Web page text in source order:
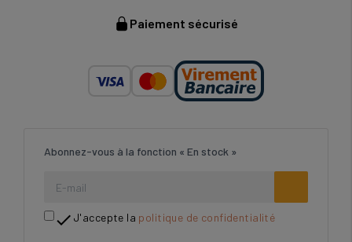
Paiement sécurisé
Abonnez-vous à la fonction « En stock »
 J'accepte la politique de confidentialité